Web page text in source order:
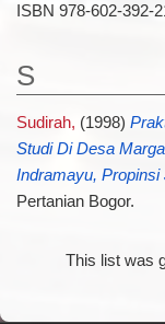
ISBN 978-602-392-
S
Sudirah, (1998)
Studi Di Desa
Indramayu, Propinsi
Pertanian Bogor.
This list was